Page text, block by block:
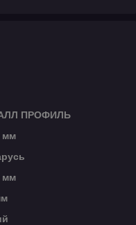
ПРОФИЛЬ
мм
мм